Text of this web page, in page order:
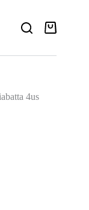
Carrello
4us